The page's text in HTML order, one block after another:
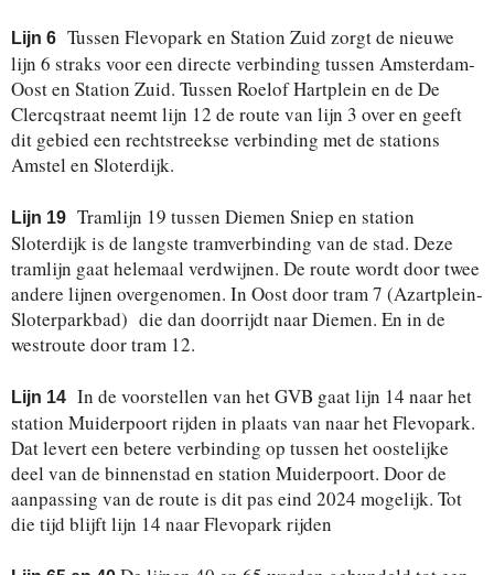
Lijn 6 Tussen Flevopark en Station Zuid zorgt de nieuwe
lijn 6 straks voor een directe verbinding tussen Amsterdam-
Oost en Station Zuid. Tussen Roelof Hartplein en de De
Clercqstraat neemt lijn 12 de route van lijn 3 over en geeft
dit gebied een rechtstreekse verbinding met de stations
Amstel en Sloterdijk.
Lijn 19 Tramlijn 19 tussen Diemen Sniep en station
Sloterdijk is de langste tramverbinding van de stad. Deze
tramlijn gaat helemaal verdwijnen. De route wordt door twee
andere lijnen overgenomen. In Oost door tram 7 (Azartplein-
Sloterparkbad) die dan doorrijdt naar Diemen. En in de
westroute door tram 12.
Lijn 14 In de voorstellen van het GVB gaat lijn 14 naar het
station Muiderpoort rijden in plaats van naar het Flevopark.
Dat levert een betere verbinding op tussen het oostelijke
deel van de binnenstad en station Muiderpoort. Door de
aanpassing van de route is dit pas eind 2024 mogelijk. Tot
die tijd blijft lijn 14 naar Flevopark rijden